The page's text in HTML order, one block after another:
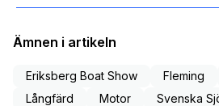
Ämnen i artikeln
Eriksberg Boat Show Fleming
Långfärd
Motor Svenska